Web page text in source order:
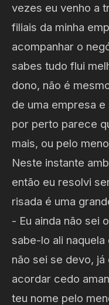
vezes eu venho a
filiais da minha
acompanhar o
sabes tudo flui
dono, não é
de uma empresa
por perto parece
mais, ou pelo
Neste instante
então eu resolvi
risada é uma
- Eu ainda não sei
sabe-lo ali
não sei se devo,
acordar cedo
teu nome pelo